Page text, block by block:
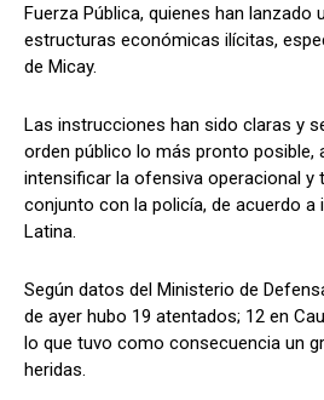
Fuerza Pública, quienes han lanzado
estructuras económicas ilícitas,
de Micay.
Las instrucciones han sido claras y
orden público lo más pronto posible,
intensificar la ofensiva operacional y
conjunto con la policía, de acuerdo
Latina.
Según datos del Ministerio de
de ayer hubo 19 atentados; 12 en
lo que tuvo como consecuencia un
heridas.